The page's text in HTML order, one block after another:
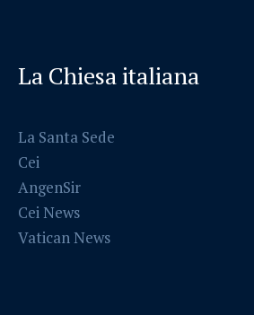
La Chiesa italiana
La Santa Sede
Cei
AngenSir
Cei News
Vatican News